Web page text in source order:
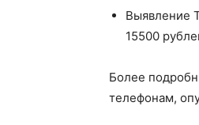
Выявление
15500
Более
телефонам,